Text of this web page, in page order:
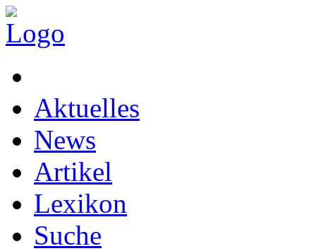
Aktuelles
News
Artikel
Lexikon
Suche